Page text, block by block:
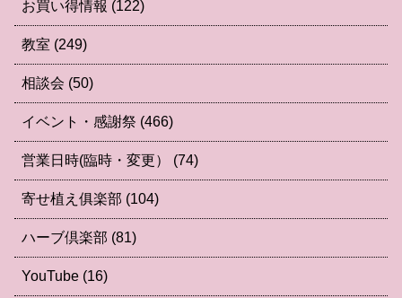
お買い得情報 (122)
教室 (249)
相談会 (50)
イベント・感謝祭 (466)
営業日時(臨時・変更） (74)
寄せ植え俱楽部 (104)
ハーブ倶楽部 (81)
YouTube (16)